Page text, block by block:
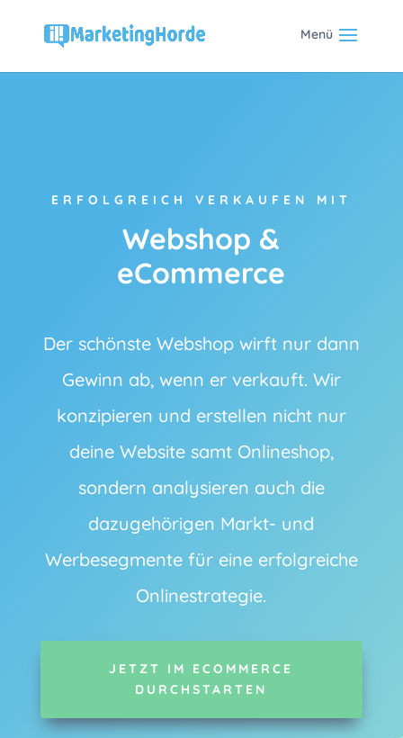
ERFOLGREICH VERKAUFEN MIT
Webshop &
eCommerce
Der schönste Webshop wirft nur dann
Gewinn ab, wenn er verkauft. Wir
konzipieren und erstellen nicht nur
deine Website samt Onlineshop,
sondern analysieren auch die
dazugehörigen Markt- und
Werbesegmente für eine erfolgreiche
Onlinestrategie.
JETZT IM ECOMMERCE
DURCHSTARTEN